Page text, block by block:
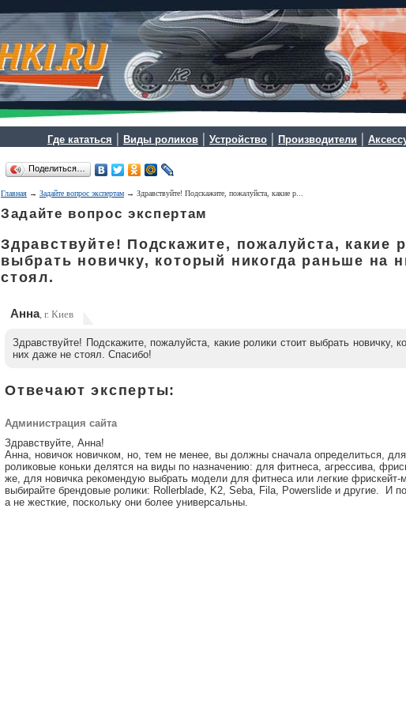
Где кататься | Виды роликов | Устройство | Производители |
Поделиться…
Главная → Задайте вопрос экспертам → Здравствуйте! Подскажите, пожалуйста, какие р...
Задайте вопрос экспертам
Здравствуйте! Подскажите, пожалуйста, какие
выбрать новичку, который никогда раньше на
стоял.
Анна, г. Киев
Здравствуйте! Подскажите, пожалуйста, какие ролики стоит выбрать новичку,
них даже не стоял. Спасибо!
Отвечают эксперты:
Администрация сайта
Здравствуйте, Анна!
Анна, новичок новичком, но, тем не менее, вы должны сначала определиться,
роликовые коньки делятся на виды по назначению: для фитнеса, агрессива,
же, для новичка рекомендую выбрать модели для фитнеса или легкие фрискейт-
выбирайте брендовые ролики: Rollerblade, K2, Seba, Fila, Powerslide и другие. И
а не жесткие, поскольку они более универсальны.